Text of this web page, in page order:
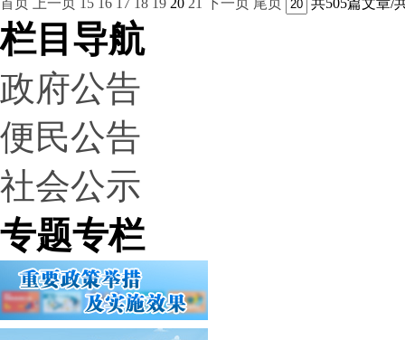
栏目导航
政府公告
便民公告
社会公示
专题专栏